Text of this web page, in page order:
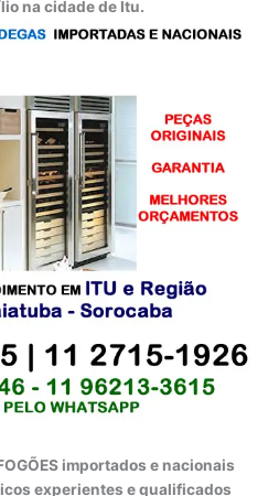
na cidade de Itu.
importados e nacionais
experientes e qualificados